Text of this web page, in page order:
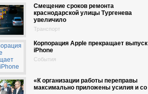
Смещение сроков ремонта
краснодарской улицы Тургенева
увеличило
Транспорт
Корпорация Apple прекращает выпуск
iPhone
События
«К организации работы переправы
максимально приложены усилия и со